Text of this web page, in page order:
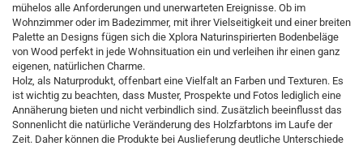
mühelos alle Anforderungen und unerwarteten Ereignisse. Ob im
Wohnzimmer oder im Badezimmer, mit ihrer Vielseitigkeit und einer breiten
Palette an Designs fügen sich die Xplora Naturinspirierten Bodenbeläge
von Wood perfekt in jede Wohnsituation ein und verleihen ihr einen ganz
eigenen, natürlichen Charme.
Holz, als Naturprodukt, offenbart eine Vielfalt an Farben und Texturen. Es
ist wichtig zu beachten, dass Muster, Prospekte und Fotos lediglich eine
Annäherung bieten und nicht verbindlich sind. Zusätzlich beeinflusst das
Sonnenlicht die natürliche Veränderung des Holzfarbtons im Laufe der
Zeit. Daher können die Produkte bei Auslieferung deutliche Unterschiede